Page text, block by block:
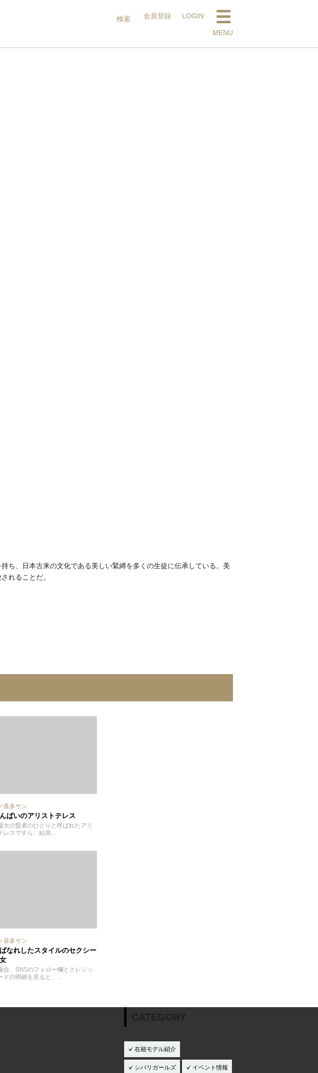
検索 会員登録 LOGIN
MENU
ち、日本古来の文化である美しい緊縛を多くの生徒に伝承している。美
れることだ。
喜多サン
ばいのアリストテレス
大の賢者のひとりと呼ばれたアリ
レスですら、結局…
喜多サン
なれしたスタイルのセクシー
合、SNSのフォロー欄とクレジッ
ドの明細を見ると、…
在籍モデル紹介
シバリガールズ イベント情報